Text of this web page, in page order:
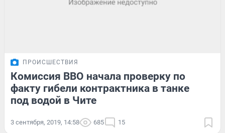
ПРОИСШЕСТВИЯ
Комиссия ВВО начала проверку по
факту гибели контрактника в танке
под водой в Чите
3 сентября, 2019, 14:58 685 15